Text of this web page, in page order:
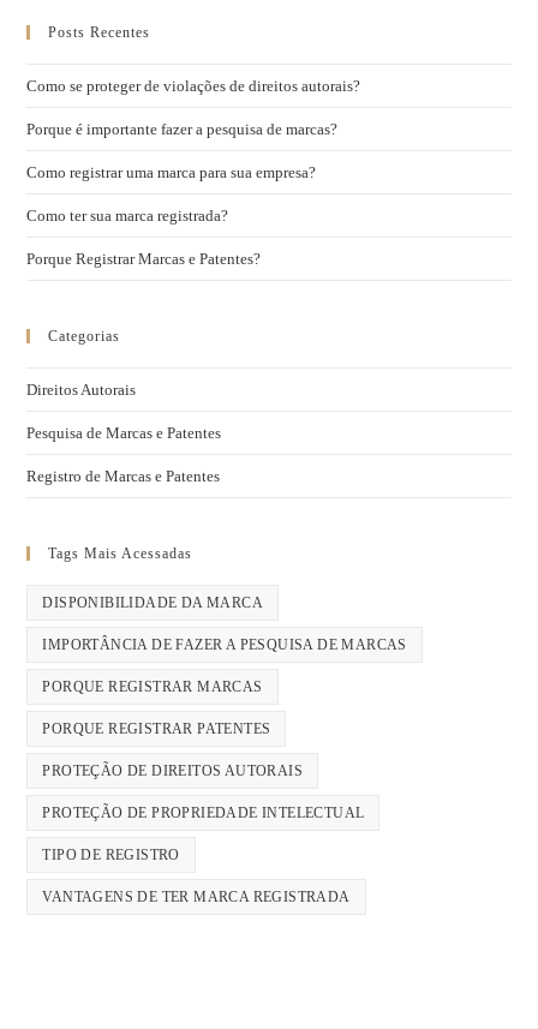
Posts Recentes
Como se proteger de violações de direitos autorais?
Porque é importante fazer a pesquisa de marcas?
Como registrar uma marca para sua empresa?
Como ter sua marca registrada?
Porque Registrar Marcas e Patentes?
Categorias
Direitos Autorais
Pesquisa de Marcas e Patentes
Registro de Marcas e Patentes
Tags Mais Acessadas
DISPONIBILIDADE DA MARCA
IMPORTÂNCIA DE FAZER A PESQUISA DE MARCAS
PORQUE REGISTRAR MARCAS
PORQUE REGISTRAR PATENTES
PROTEÇÃO DE DIREITOS AUTORAIS
PROTEÇÃO DE PROPRIEDADE INTELECTUAL
TIPO DE REGISTRO
VANTAGENS DE TER MARCA REGISTRADA